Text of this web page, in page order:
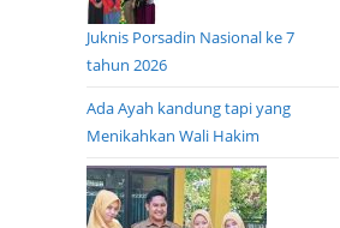
Juknis Porsadin Nasional ke 7
tahun 2026
Ada Ayah kandung tapi yang
Menikahkan Wali Hakim